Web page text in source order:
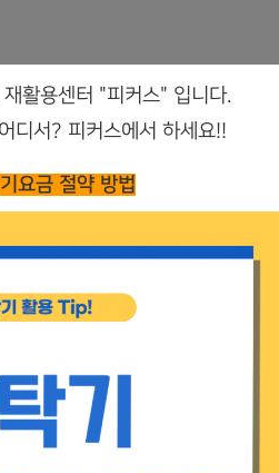
활용센터 "피커스" 입니다.
디서? 피커스에서 하세요!!
요금 절약 방법